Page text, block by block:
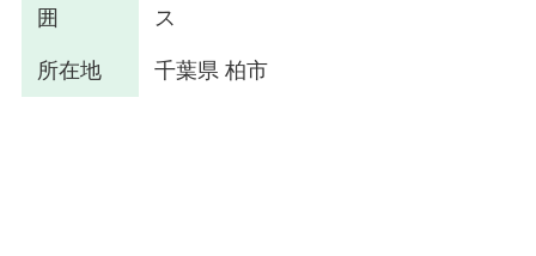
囲
ス
所在地 千葉県 柏市